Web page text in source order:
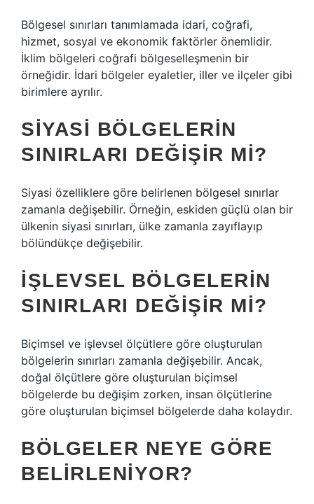
Bölgesel sınırları tanımlamada idari, coğrafi,
hizmet, sosyal ve ekonomik faktörler önemlidir.
İklim bölgeleri coğrafi bölgeselleşmenin bir
örneğidir. İdari bölgeler eyaletler, iller ve ilçeler gibi
birimlere ayrılır.
SIYASI BÖLGELERIN
SINIRLARI DEĞIŞIR MI?
Siyasi özelliklere göre belirlenen bölgesel sınırlar
zamanla değişebilir. Örneğin, eskiden güçlü olan bir
ülkenin siyasi sınırları, ülke zamanla zayıflayıp
bölündükçe değişebilir.
İŞLEVSEL BÖLGELERIN
SINIRLARI DEĞIŞIR MI?
Biçimsel ve işlevsel ölçütlere göre oluşturulan
bölgelerin sınırları zamanla değişebilir. Ancak,
doğal ölçütlere göre oluşturulan biçimsel
bölgelerde bu değişim zorken, insan ölçütlerine
göre oluşturulan biçimsel bölgelerde daha kolaydır.
BÖLGELER NEYE GÖRE
BELIRLENIYOR?